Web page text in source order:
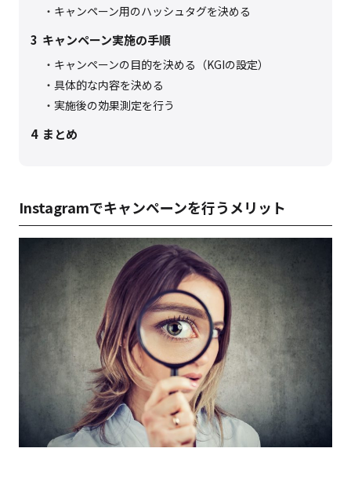
キャンペーン用のハッシュタグを決める
3 キャンペーン実施の手順
キャンペーンの目的を決める（KGIの設定）
具体的な内容を決める
実施後の効果測定を行う
4 まとめ
Instagramでキャンペーンを行うメリット